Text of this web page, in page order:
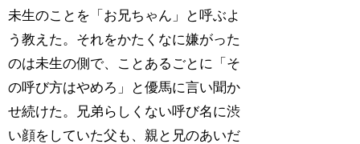
未生のことを「お兄ちゃん」と呼ぶよ
う教えた。それをかたくなに嫌がった
のは未生の側で、ことあるごとに「そ
の呼び方はやめろ」と優馬に言い聞か
せ続けた。兄弟らしくない呼び名に渋
い顔をしていた父も、親と兄のあいだ